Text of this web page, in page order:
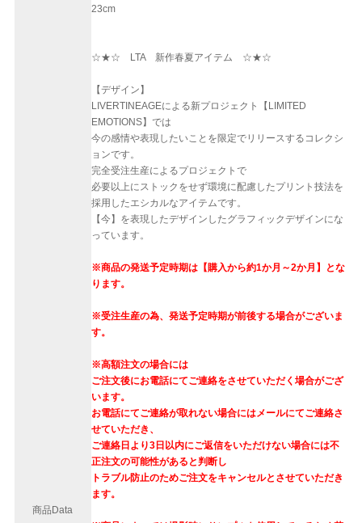
23cm
商品Data
☆★☆ LTA 新作春夏アイテム ☆★☆
【デザイン】
LIVERTINEAGEによる新プロジェクト【LIMITED
EMOTIONS】では
今の感情や表現したいことを限定でリリースするコレクシ
ョンです。
完全受注生産によるプロジェクトで
必要以上にストックをせず環境に配慮したプリント技法を
採用したエシカルなアイテムです。
【今】を表現したデザインしたグラフィックデザインにな
っています。
※商品の発送予定時期は【購入から約1か月～2か月】とな
ります。
※受注生産の為、発送予定時期が前後する場合がございま
す。
※高額注文の場合には
ご注文後にお電話にてご連絡をさせていただく場合がござ
います。
お電話にてご連絡が取れない場合にはメールにてご連絡さ
せていただき、
ご連絡日より3日以内にご返信をいただけない場合には不
正注文の可能性があると判断し
トラブル防止のためご注文をキャンセルとさせていただき
ます。